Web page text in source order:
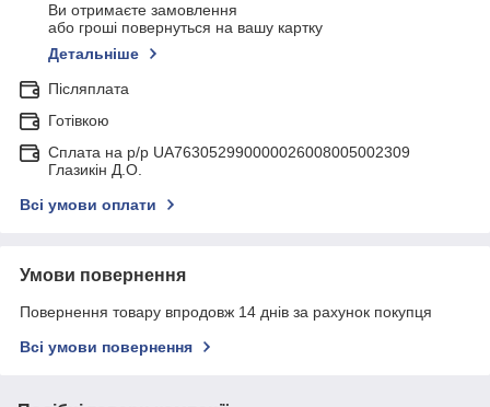
Ви отримаєте замовлення
або гроші повернуться на вашу картку
Детальніше
Післяплата
Готівкою
Сплата на р/р UA763052990000026008005002309
Глазикін Д.О.
Всі умови оплати
Умови повернення
Повернення товару впродовж 14 днів за рахунок покупця
Всі умови повернення